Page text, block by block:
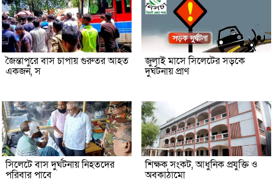
জৈন্তাপুরে বাস চাপায় গুরুতর আহত
একজন, স
জুলাই মাসে সিলেটের সড়কে
দুর্ঘটনায় প্রাণ
সিলেটে বাস দুর্ঘটনায় নিহতদের
পরিবার পাবে
শিক্ষক সংকট, আধুনিক প্রযুক্তি ও
অবকাঠামো